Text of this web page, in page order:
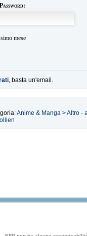
Password:
mese
, basta un'email.
Anime & Manga >Altro -